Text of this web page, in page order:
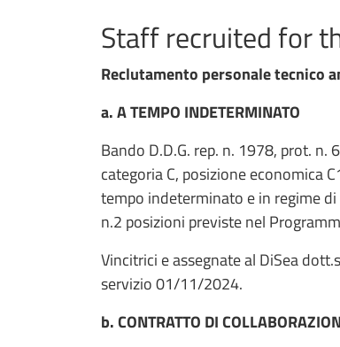
Staff recruited for
Reclutamento personale tecnico
a. A TEMPO INDETERMINATO
Bando D.D.G. rep. n. 1978, prot.
categoria C, posizione economica
tempo indeterminato e in regime di
n.2 posizioni previste nel
Vincitrici e assegnate al DiSea
servizio 01/11/2024.
b. CONTRATTO DI